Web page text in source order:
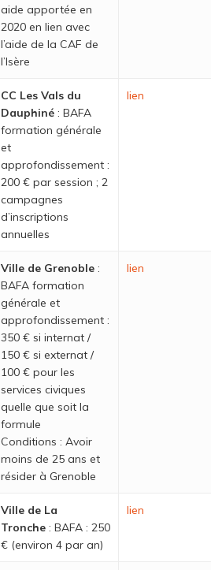
aide apportée en
2020 en lien avec
l’aide de la CAF de
l’Isère
CC Les Vals du
Dauphiné: BAFA
formation générale
et
approfondissement :
200 € par session ; 2
campagnes
d’inscriptions
annuelles
lien
Ville de Grenoble:
BAFA formation
générale et
approfondissement :
350 € si internat /
150 € si externat /
100 € pour les
services civiques
quelle que soit la
formule
Conditions : Avoir
moins de 25 ans et
résider à Grenoble
lien
Ville de La
Tronche: BAFA : 250
€ (environ 4 par an)
lien